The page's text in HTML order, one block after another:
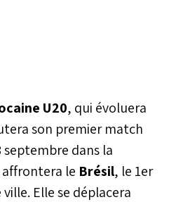
U20, qui évoluera
son premier match
septembre dans la
le Brésil, le 1er
Elle se déplacera